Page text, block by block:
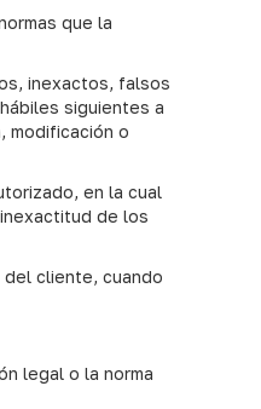
que la
inexactos, falsos
siguientes a
modificación o
en la cual
de los
cliente, cuando
legal o la norma